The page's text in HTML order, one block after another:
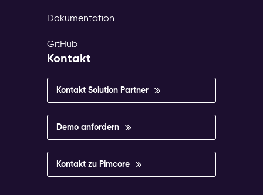
Dokumentation
GitHub
Kontakt
Kontakt Solution Partner
Demo anfordern
Kontakt zu Pimcore